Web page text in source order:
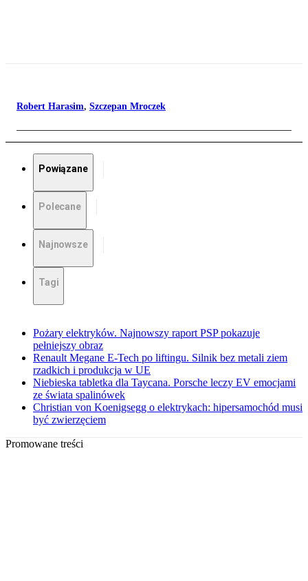
Robert Harasim, Szczepan Mroczek
Powiązane
Polecane
Najnowsze
Tagi
Pożary elektryków. Najnowszy raport PSP pokazuje
pełniejszy obraz
Renault Megane E-Tech po liftingu. Silnik bez metali ziem
rzadkich i produkcja w UE
Niebieska tabletka dla Taycana. Porsche leczy EV emocjami
ze świata spalinówek
Christian von Koenigsegg o elektrykach: hipersamochód musi
być zwierzęciem
Promowane treści